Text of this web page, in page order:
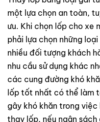
một lựa chọn an toàn,
ưu. Khi chọn lốp cho xe
phải lựa chọn những
nhiều đối tượng khách
nhu cầu sử dụng khác
các cung đường khó
lốp tốt nhất có thể làm
gây khó khăn trong
thay lốp, nếu ngân